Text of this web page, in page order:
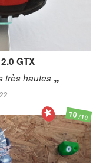
GTX
très hautes
10/10